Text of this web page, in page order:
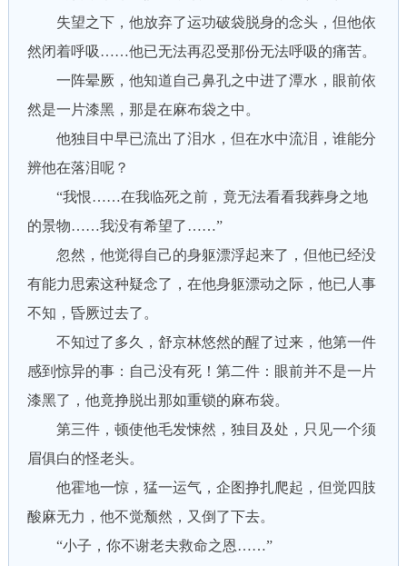
失望之下，他放弃了运功破袋脱身的念头，但他依
然闭着呼吸……他已无法再忍受那份无法呼吸的痛苦。
一阵晕厥，他知道自己鼻孔之中进了潭水，眼前依
然是一片漆黑，那是在麻布袋之中。
他独目中早已流出了泪水，但在水中流泪，谁能分
辨他在落泪呢？
“我恨……在我临死之前，竟无法看看我葬身之地
的景物……我没有希望了……”
忽然，他觉得自己的身躯漂浮起来了，但他已经没
有能力思索这种疑念了，在他身躯漂动之际，他已人事
不知，昏厥过去了。
不知过了多久，舒京林悠然的醒了过来，他第一件
感到惊异的事：自己没有死！第二件：眼前并不是一片
漆黑了，他竟挣脱出那如重锁的麻布袋。
第三件，顿使他毛发悚然，独目及处，只见一个须
眉俱白的怪老头。
他霍地一惊，猛一运气，企图挣扎爬起，但觉四肢
酸麻无力，他不觉颓然，又倒了下去。
“小子，你不谢老夫救命之恩……”